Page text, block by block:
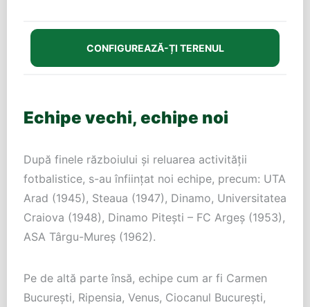
CONFIGUREAZĂ-ȚI TERENUL
Echipe vechi, echipe noi
După finele războiului și reluarea activității
fotbalistice, s-au înființat noi echipe, precum: UTA
Arad (1945), Steaua (1947), Dinamo, Universitatea
Craiova (1948), Dinamo Pitești – FC Argeș (1953),
ASA Târgu-Mureș (1962).
Pe de altă parte însă, echipe cum ar fi Carmen
București, Ripensia, Venus, Ciocanul București,